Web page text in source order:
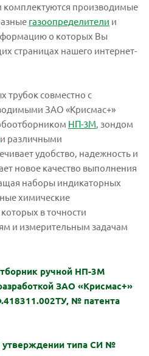
производимые
газоопределители и
о которых Вы
страницах нашего интернет-
трубок совместно с
ЗАО «Крисмас+»
НП-3М, зондом
и различными
удобство, надежность и
новое качество выполнения
наборы индикаторных
химические
в точности
и измерительным задачам
ручной НП-3М
ЗАО «Крисмас+»
№ патента
утверждении типа СИ №